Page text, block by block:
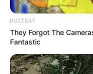
ยามมงคลควา
ก่อเกิด
เวลา 6.00-8.24
BUZZDAY
They Forgot The
Fantastic